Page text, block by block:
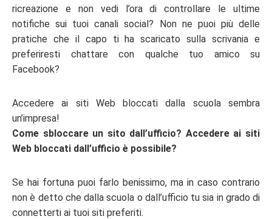
ricreazione e non vedi l’ora di controllare le ultime
notifiche sui tuoi canali social? Non ne puoi più delle
pratiche che il capo ti ha scaricato sulla scrivania e
preferiresti chattare con qualche tuo amico su
Facebook?
Accedere ai siti Web bloccati dalla scuola sembra
un’impresa!
Come sbloccare un sito dall’ufficio? Accedere ai siti
Web bloccati dall’ufficio è possibile?
Se hai fortuna puoi farlo benissimo, ma in caso contrario
non è detto che dalla scuola o dall’ufficio tu sia in grado di
connetterti ai tuoi siti preferiti.